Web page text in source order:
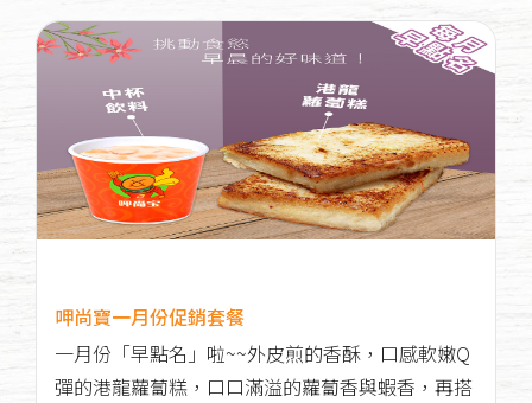
呷尚寶一月份促銷套餐
一月份「早點名」啦~~外皮煎的香酥，口感軟嫩Q
彈的港龍蘿蔔糕，口口滿溢的蘿蔔香與蝦香，再搭